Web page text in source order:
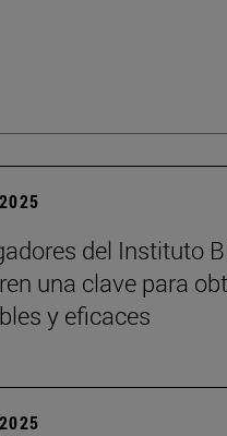
del Instituto
una clave para
y eficaces